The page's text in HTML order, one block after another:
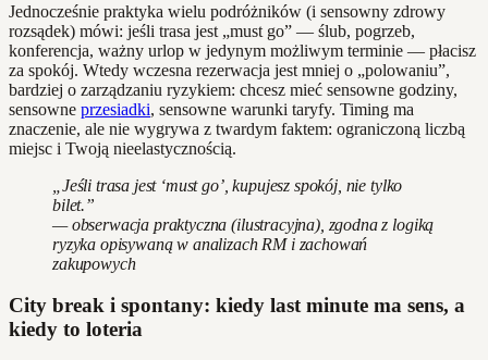
Jednocześnie praktyka wielu podróżników (i sensowny zdrowy
rozsądek) mówi: jeśli trasa jest „must go” — ślub, pogrzeb,
konferencja, ważny urlop w jedynym możliwym terminie — płacisz
za spokój. Wtedy wczesna rezerwacja jest mniej o „polowaniu”,
bardziej o zarządzaniu ryzykiem: chcesz mieć sensowne godziny,
sensowne przesiadki, sensowne warunki taryfy. Timing ma
znaczenie, ale nie wygrywa z twardym faktem: ograniczoną liczbą
miejsc i Twoją nieelastycznością.
„Jeśli trasa jest ‘must go’, kupujesz spokój, nie tylko
bilet.”
— obserwacja praktyczna (ilustracyjna), zgodna z logiką
ryzyka opisywaną w analizach RM i zachowań
zakupowych
City break i spontany: kiedy last minute ma sens, a
kiedy to loteria